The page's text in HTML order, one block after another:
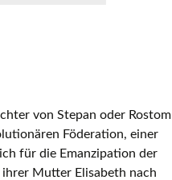
von Stepan oder Rostom
Föderation, einer
für die Emanzipation der
Mutter Elisabeth nach